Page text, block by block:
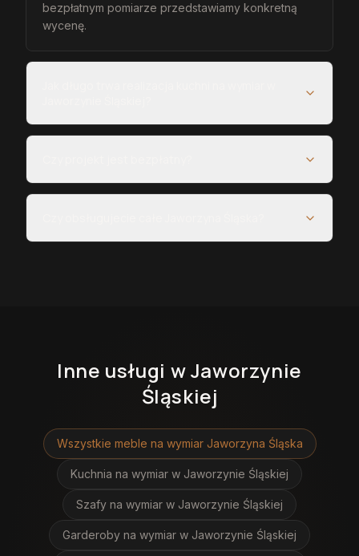
bezpłatnym pomiarze przedstawiamy konkretną
wycenę.
Inne usługi w Jaworzynie
Śląskiej
Wszystkie meble na wymiar Jaworzyna Śląska
Kuchnia na wymiar w Jaworzynie Śląskiej
Szafy na wymiar w Jaworzynie Śląskiej
Garderoby na wymiar w Jaworzynie Śląskiej